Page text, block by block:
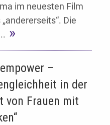
im neuesten Film
Die
–
in der
von Frauen mit